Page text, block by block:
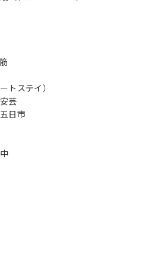
トステイ）
芸
日市